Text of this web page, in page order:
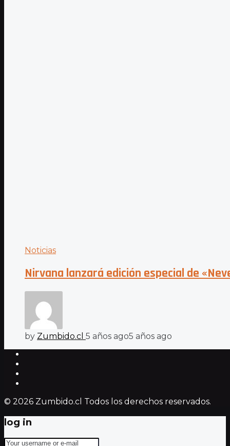
Noticias
Nirvana lanzará edición especial de
by Zumbido.cl 5 años ago5 años ago
© 2026 Zumbido.cl Todos los derechos reservados.
log in